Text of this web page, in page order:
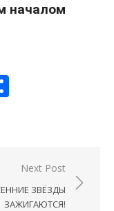
началом
Next Post
ЗВЁЗДЫ
ЗАЖИГАЮТСЯ!